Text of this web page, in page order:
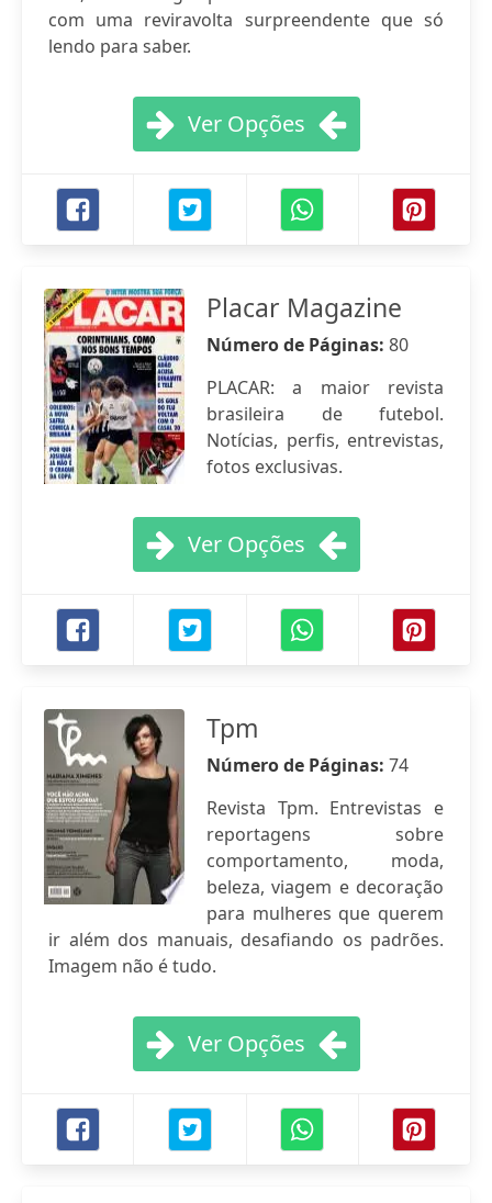
com uma reviravolta surpreendente que só
lendo para saber.
Ver Opções
Placar Magazine
Número de Páginas: 80
PLACAR: a maior revista
brasileira de futebol.
Notícias, perfis, entrevistas,
fotos exclusivas.
Ver Opções
Tpm
Número de Páginas: 74
Revista Tpm. Entrevistas e
reportagens sobre
comportamento, moda,
beleza, viagem e decoração
para mulheres que querem
ir além dos manuais, desafiando os padrões.
Imagem não é tudo.
Ver Opções